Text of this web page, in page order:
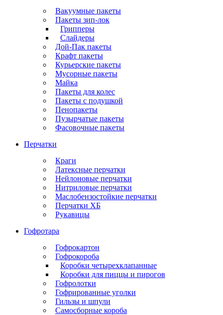
Вакуумные пакеты
Пакеты зип-лок
Грипперы
Слайдеры
Дой-Пак пакеты
Крафт пакеты
Курьерские пакеты
Мусорные пакеты
Майка
Пакеты для колес
Пакеты с подушкой
Пенопакеты
Пузырчатые пакеты
Фасовочные пакеты
Перчатки
Краги
Латексные перчатки
Нейлоновые перчатки
Нитриловые перчатки
Маслобензостойкие перчатки
Перчатки ХБ
Рукавицы
Гофротара
Гофрокартон
Гофрокороба
Коробки четырехклапанные
Коробки для пиццы и пирогов
Гофролотки
Гофрированные уголки
Гильзы и шпули
Самосборные короба